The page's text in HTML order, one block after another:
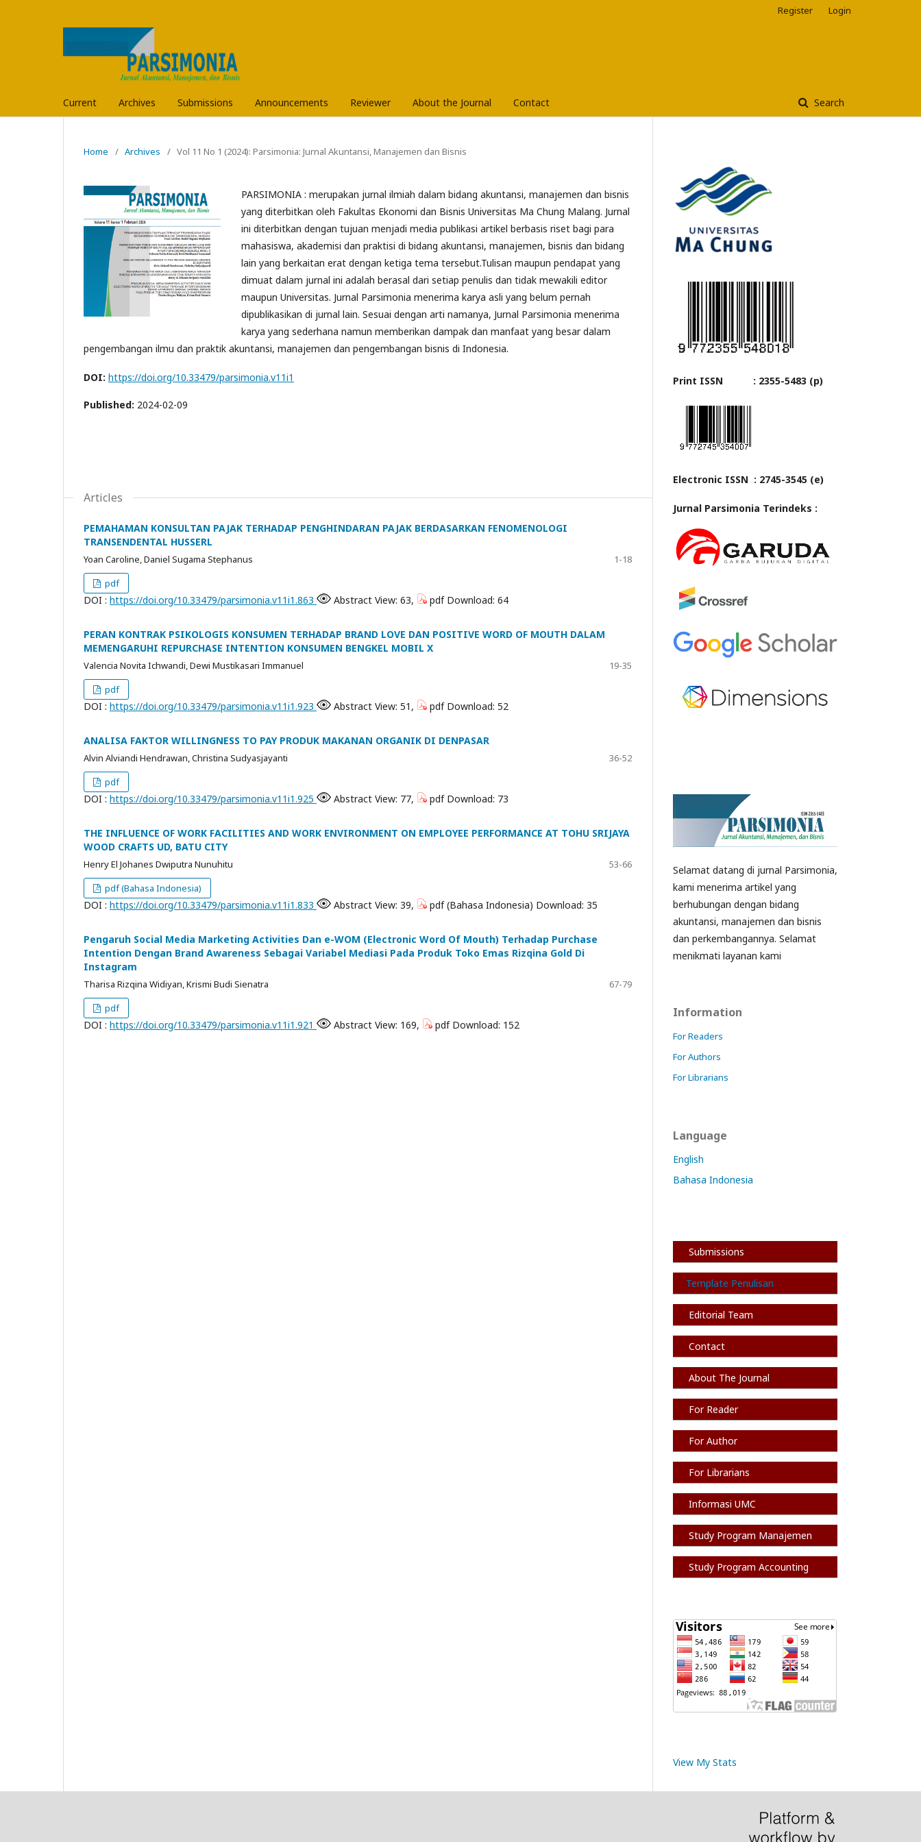
Current Archives Submissions Announcements Reviewer About the Journal Contact Search
Register Login
Home / Archives / Vol 11 No 1 (2024): Parsimonia: Jurnal Akuntansi, Manajemen dan Bisnis
PARSIMONIA : merupakan jurnal ilmiah dalam bidang akuntansi, manajemen dan bisnis
yang diterbitkan oleh Fakultas Ekonomi dan Bisnis Universitas Ma Chung Malang. Jurnal
ini diterbitkan dengan tujuan menjadi media publikasi artikel berbasis riset bagi para
mahasiswa, akademisi dan praktisi di bidang akuntansi, manajemen, bisnis dan bidang
lain yang berkaitan erat dengan ketiga tema tersebut.Tulisan maupun pendapat yang
dimuat dalam jurnal ini adalah berasal dari setiap penulis dan tidak mewakili editor
maupun Universitas. Jurnal Parsimonia menerima karya asli yang belum pernah
dipublikasikan di jurnal lain. Sesuai dengan arti namanya, Jurnal Parsimonia menerima
karya yang sederhana namun memberikan dampak dan manfaat yang besar dalam
pengembangan ilmu dan praktik akuntansi, manajemen dan pengembangan bisnis di Indonesia.
DOI: https://doi.org/10.33479/parsimonia.v11i1
Published: 2024-02-09
Articles
PEMAHAMAN KONSULTAN PAJAK TERHADAP PENGHINDARAN PAJAK BERDASARKAN FENOMENOLOGI
TRANSENDENTAL HUSSERL
Yoan Caroline, Daniel Sugama Stephanus
1-18
pdf
DOI : https://doi.org/10.33479/parsimonia.v11i1.863 Abstract View: 63, pdf Download: 64
PERAN KONTRAK PSIKOLOGIS KONSUMEN TERHADAP BRAND LOVE DAN POSITIVE WORD OF MOUTH DALAM
MEMENGARUHI REPURCHASE INTENTION KONSUMEN BENGKEL MOBIL X
Valencia Novita Ichwandi, Dewi Mustikasari Immanuel
19-35
pdf
DOI : https://doi.org/10.33479/parsimonia.v11i1.923 Abstract View: 51, pdf Download: 52
ANALISA FAKTOR WILLINGNESS TO PAY PRODUK MAKANAN ORGANIK DI DENPASAR
Alvin Alviandi Hendrawan, Christina Sudyasjayanti
36-52
pdf
DOI : https://doi.org/10.33479/parsimonia.v11i1.925 Abstract View: 77, pdf Download: 73
THE INFLUENCE OF WORK FACILITIES AND WORK ENVIRONMENT ON EMPLOYEE PERFORMANCE AT TOHU SRIJAYA
WOOD CRAFTS UD, BATU CITY
Henry El Johanes Dwiputra Nunuhitu
53-66
pdf (Bahasa Indonesia)
DOI : https://doi.org/10.33479/parsimonia.v11i1.833 Abstract View: 39, pdf (Bahasa Indonesia) Download: 35
Pengaruh Social Media Marketing Activities Dan e-WOM (Electronic Word Of Mouth) Terhadap Purchase
Intention Dengan Brand Awareness Sebagai Variabel Mediasi Pada Produk Toko Emas Rizqina Gold Di
Instagram
Tharisa Rizqina Widiyan, Krismi Budi Sienatra
67-79
pdf
DOI : https://doi.org/10.33479/parsimonia.v11i1.921 Abstract View: 169, pdf Download: 152
Print ISSN : 2355-5483 (p)
Electronic ISSN : 2745-3545 (e)
Jurnal Parsimonia Terindeks :
Selamat datang di jurnal Parsimonia,
kami menerima artikel yang
berhubungan dengan bidang
akuntansi, manajemen dan bisnis
dan perkembangannya. Selamat
menikmati layanan kami
Information
For Readers
For Authors
For Librarians
Language
English
Bahasa Indonesia
Submissions
Template Penulisan
Editorial Team
Contact
About The Journal
For Reader
For Author
For Librarians
Informasi UMC
Study Program Manajemen
Study Program Accounting
View My Stats